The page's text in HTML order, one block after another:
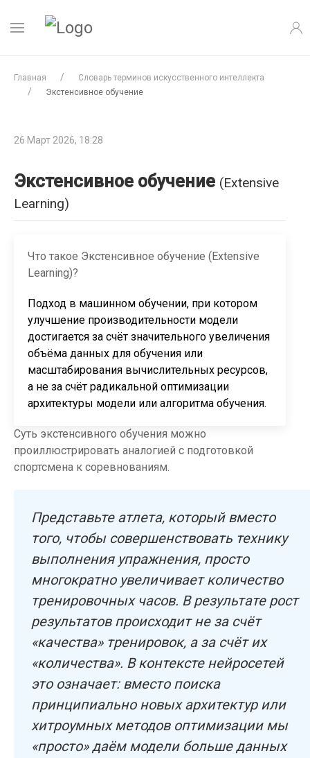
Главная
Словарь терминов искусственного интеллекта
Экстенсивное обучение
26 Март 2026, 18:28
Экстенсивное обучение (Extensive
Learning)
Что такое Экстенсивное обучение (Extensive
Learning)?
Подход в машинном обучении, при котором
улучшение производительности модели
достигается за счёт значительного увеличения
объёма данных для обучения или
масштабирования вычислительных ресурсов,
а не за счёт радикальной оптимизации
архитектуры модели или алгоритма обучения.
Суть экстенсивного обучения можно
проиллюстрировать аналогией с подготовкой
спортсмена к соревнованиям.
Представьте атлета, который вместо
того, чтобы совершенствовать технику
выполнения упражнения, просто
многократно увеличивает количество
тренировочных часов. В результате рост
результатов происходит не за счёт
«качества» тренировок, а за счёт их
«количества». В контексте нейросетей
это означает: вместо поиска
принципиально новых архитектур или
хитроумных методов оптимизации мы
«просто» даём модели больше данных